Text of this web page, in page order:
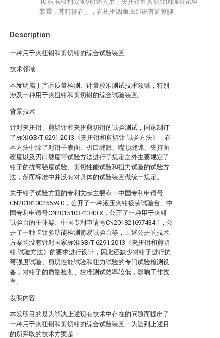
Description
一种用于夹扭钳和剪切钳的综合试验装置
技术领域
本发明属于产品质量检测、计量校准测试技术领域，特别
涉及一种用于夹扭钳和剪切钳的综合试验装置。
背景技术
针对夹扭钳、剪切钳和夹扭剪切钳的试验测试，国家制订
了标准GB/T 6291-2013《夹扭钳和剪切钳 试验方法》，在
本方法中除了对钳子表面、刃口缝隙、嘴顶缝隙、夹持面
硬度以及刃口硬度等试验方法进行了规定之外主要规定了
钳子的抗弯强度试验、剪切性能试验和扭力试验的试验方
法，然而标准中并没有对具体的试验装置做统一规定。
关于钳子试验方面的专利文献主要有：中国专利申请号
CN201810025659.0，公开了一种液压夹钳疲劳试验台、中
国专利申请号CN201510371340.X，公开了一种用于夹钳
试验台的主体架、中国专利申请号CN201821697434.1，公
开了一种卡钳多功能检测简易试验台等，上述公开的技术
方案均没有针对国家标准GB/T 6291-2013《夹扭钳和剪切
钳 试验方法》的要求进行设计，因此还缺少对钳子进行抗
弯强度试验、剪切性能试验和扭力试验的专门试验检测设
备，对钳子的质量检测、校准测试效率较低，影响工作效
率。
发明内容
本发明目的是为解决上述现有技术中存在的问题而提出了
一种用于夹扭钳和剪切钳的综合试验装置；为达到上述目
的所采取的技术方案是：
10.根据权利要求9所述的用于夹扭钳和剪切钳的综合试验
装置，其特征在于，在机柜四角底部设有调整脚。